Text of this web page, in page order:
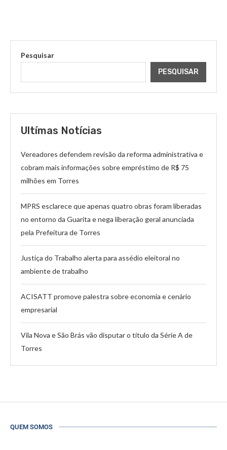
Pesquisar
PESQUISAR
Ultímas Notícias
Vereadores defendem revisão da reforma administrativa e
cobram mais informações sobre empréstimo de R$ 75
milhões em Torres
MPRS esclarece que apenas quatro obras foram liberadas
no entorno da Guarita e nega liberação geral anunciada
pela Prefeitura de Torres
Justiça do Trabalho alerta para assédio eleitoral no
ambiente de trabalho
ACISATT promove palestra sobre economia e cenário
empresarial
Vila Nova e São Brás vão disputar o título da Série A de
Torres
QUEM SOMOS